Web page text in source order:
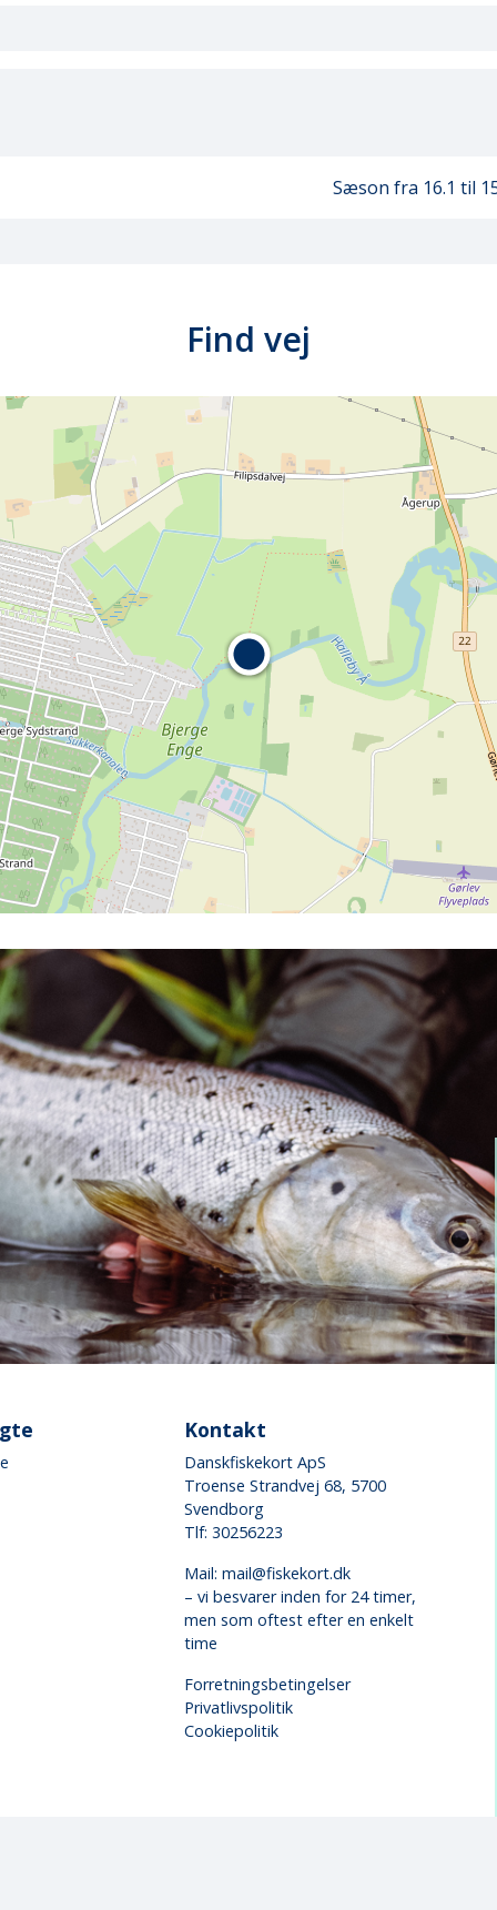
Sæson fra 16.1 til
Find vej
Kontakt
Danskfiskekort ApS
Troense Strandvej 68, 5700
Svendborg
Tlf: 30256223
Mail: mail@fiskekort.dk
– vi besvarer inden for 24 timer,
men som oftest efter en enkelt
time
Forretningsbetingelser
Privatlivspolitik
Cookiepolitik